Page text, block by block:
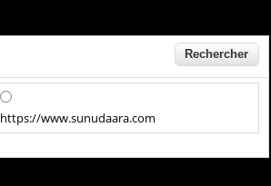
https://www.sunudaara.com